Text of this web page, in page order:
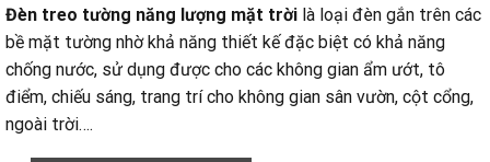
Đèn treo tường năng lượng mặt trời là loại đèn gắn trên các
bề mặt tường nhờ khả năng thiết kế đặc biệt có khả năng
chống nước, sử dụng được cho các không gian ẩm ướt, tô
điểm, chiếu sáng, trang trí cho không gian sân vườn, cột cổng,
ngoài trời….